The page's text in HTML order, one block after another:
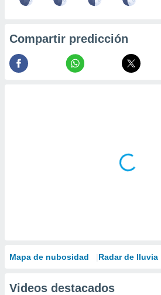
Compartir predicción
Mapa de nubosidad Radar de lluvia
Videos destacados